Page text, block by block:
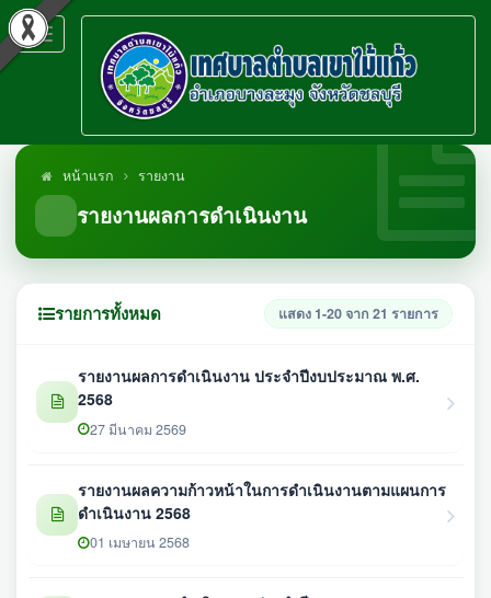
Toggle
navigation
หน้าแรก รายงาน
รายงานผลการดำเนินงาน
รายการทั้งหมด แสดง 1-20 จาก 21 รายการ
รายงานผลการดำเนินงาน ประจำปีงบประมาณ พ.ศ.
2568
27 มีนาคม 2569
รายงานผลความก้าวหน้าในการดำเนินงานตามแผนการ
ดำเนินงาน 2568
01 เมษายน 2568